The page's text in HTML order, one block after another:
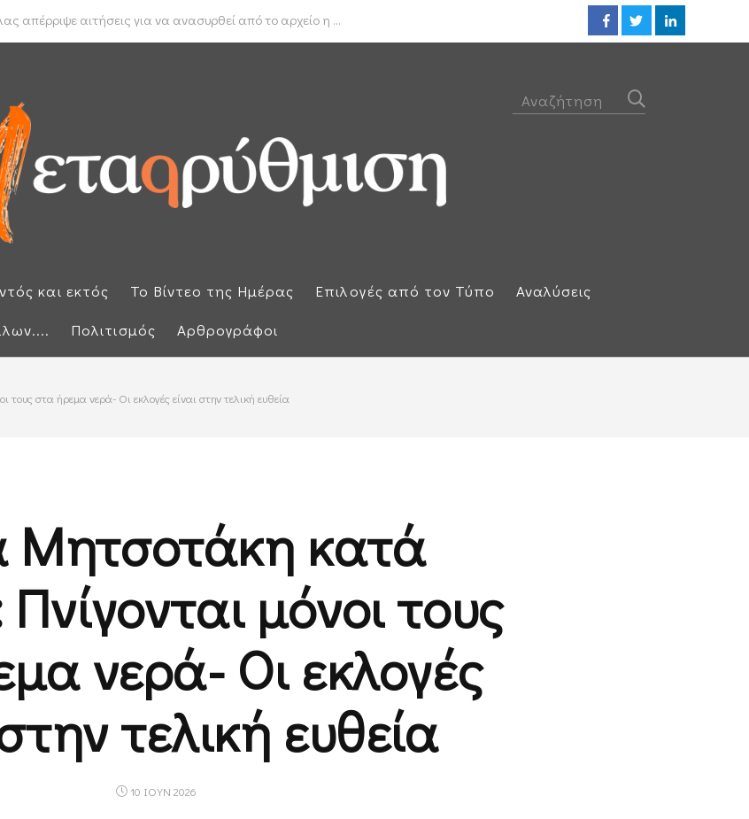
απέρριψε αιτήσεις για να ανασυρθεί από το αρχείο η ...
διαθέσιμο εισόδημα των νοικοκυριών Προθεσμία για να
και εκτός Το Βίντεο της Ημέρας Επιλογές από τον Τύπο
Αναλύσεις
Πολιτισμός Αρθρογράφοι
στα ήρεμα νερά- Oι εκλογές είναι στην τελική ευθεία
Μητσοτάκη κατά
μόνοι τους
νερά- Oι εκλογές
τελική ευθεία
10 ΙΟΥΝ 2026